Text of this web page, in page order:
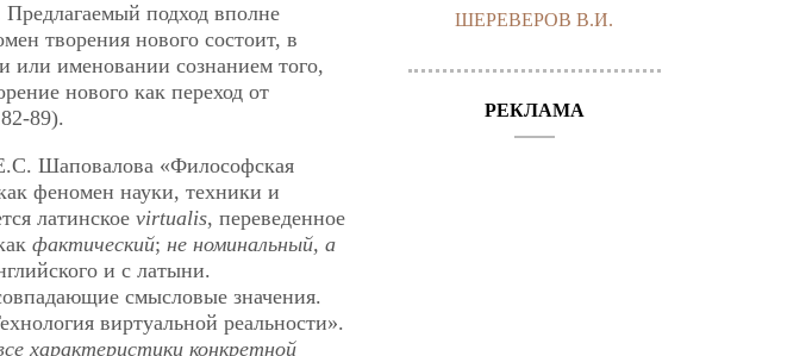
Предлагаемый подход вполне
творения нового состоит, в
или именовании сознанием того,
нового как переход от
89).
Шаповалова «Философская
феномен науки, техники и
латинское virtualis, переведенное
фактический; не номинальный, а
и с латыни.
смысловые значения.
виртуальной реальности».
характеристики конкретной
ШЕРЕВЕРОВ В.И.
РЕКЛАМА